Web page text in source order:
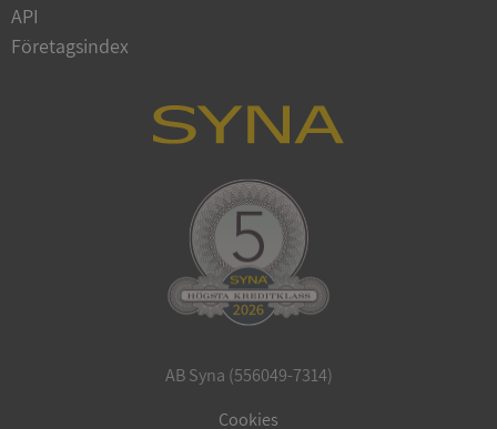
API
Företagsindex
AB Syna (556049-7314)
Cookies
CookieScriptConsent
CookieScript
.syna.se
_GRECAPTCHA
Google LLC
www.google.com